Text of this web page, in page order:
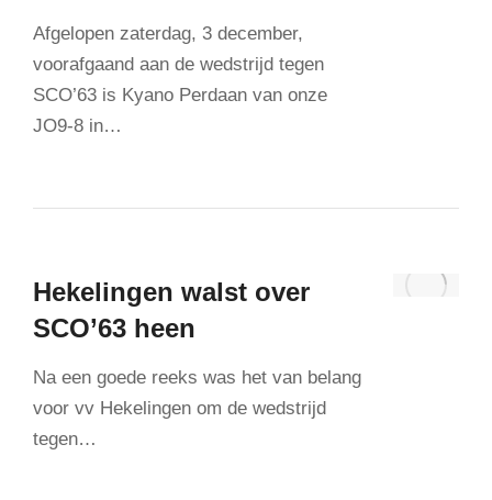
Afgelopen zaterdag, 3 december,
voorafgaand aan de wedstrijd tegen
SCO’63 is Kyano Perdaan van onze
JO9-8 in…
Hekelingen walst over
SCO’63 heen
Na een goede reeks was het van belang
voor vv Hekelingen om de wedstrijd
tegen…